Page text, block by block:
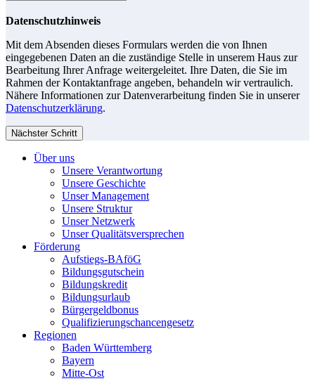
Datenschutzhinweis
Mit dem Absenden dieses Formulars werden die von Ihnen
eingegebenen Daten an die zuständige Stelle in unserem Haus zur
Bearbeitung Ihrer Anfrage weitergeleitet. Ihre Daten, die Sie im
Rahmen der Kontaktanfrage angeben, behandeln wir vertraulich.
Nähere Informationen zur Datenverarbeitung finden Sie in unserer
Datenschutzerklärung.
Nächster Schritt
Über uns
Unsere Verantwortung
Unsere Geschichte
Unser Management
Unsere Struktur
Unser Netzwerk
Unser Qualitätsversprechen
Förderung
Aufstiegs-BAföG
Bildungsgutschein
Bildungskredit
Bildungsurlaub
Bürgergeldbonus
Qualifizierungschancengesetz
Regionen
Baden Württemberg
Bayern
Mitte-Ost